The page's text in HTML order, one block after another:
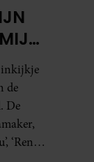
inkijkje
de
De
‘Renze’,